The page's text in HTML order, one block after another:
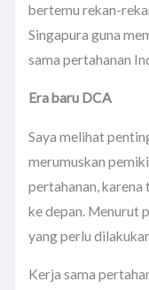
bertemu rekan-
Singapura guna
sama pertahanan
Era baru DCA
Saya melihat
merumuskan
pertahanan, karena
ke depan. Menurut
yang perlu
Kerja sama